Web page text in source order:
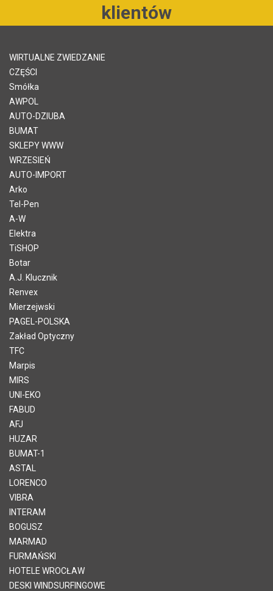
klientów
WIRTUALNE ZWIEDZANIE
CZĘŚCI
Smółka
AWPOL
AUTO-DZIUBA
BUMAT
SKLEPY WWW
WRZESIEŃ
AUTO-IMPORT
Arko
Tel-Pen
A-W
Elektra
TiSHOP
Botar
A.J. Klucznik
Renvex
Mierzejwski
PAGEL-POLSKA
Zakład Optyczny
TFC
Marpis
MIRS
UNI-EKO
FABUD
AFJ
HUZAR
BUMAT-1
ASTAL
LORENCO
VIBRA
INTERAM
BOGUSZ
MARMAD
FURMAŃSKI
HOTELE WROCŁAW
DESKI WINDSURFINGOWE